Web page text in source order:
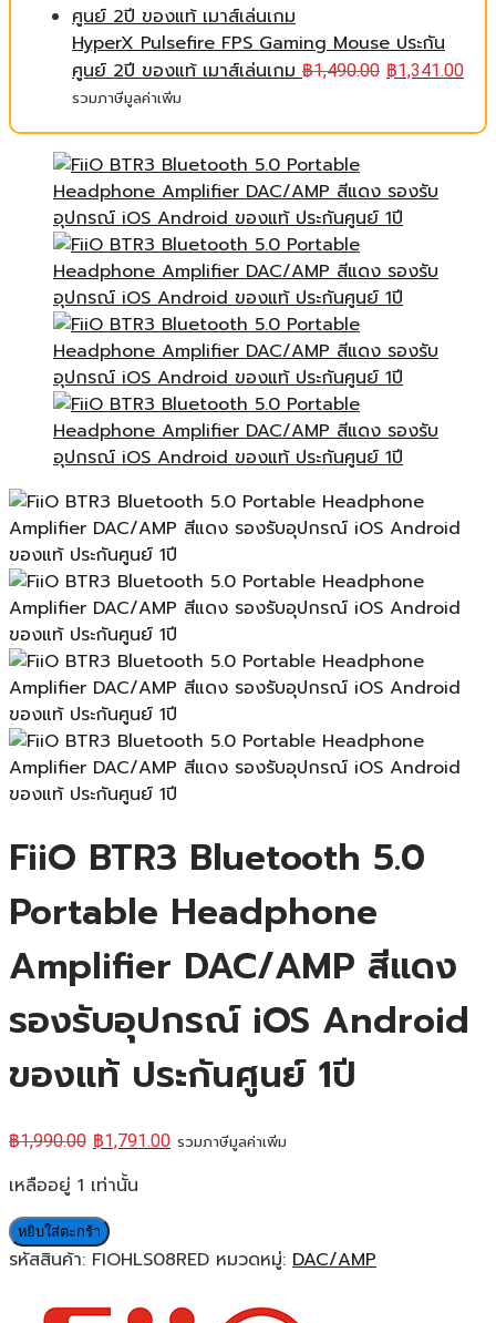
HyperX Pulsefire FPS Gaming Mouse ประกัน
ศูนย์ 2ปี ของแท้ เมาส์เล่นเกม ฿1,490.00 ฿1,341.00
รวมภาษีมูลค่าเพิ่ม
FiiO BTR3 Bluetooth 5.0
Portable Headphone
Amplifier DAC/AMP สีแดง
รองรับอุปกรณ์ iOS Android
ของแท้ ประกันศูนย์ 1ปี
฿1,990.00 ฿1,791.00 รวมภาษีมูลค่าเพิ่ม
เหลืออยู่ 1 เท่านั้น
หยิบใส่ตะกร้า
รหัสสินค้า: FIOHLS08RED หมวดหมู่: DAC/AMP